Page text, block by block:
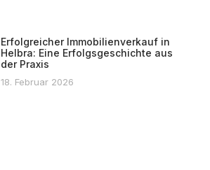
Erfolgreicher Immobilienverkauf in
Helbra: Eine Erfolgsgeschichte aus
der Praxis
18. Februar 2026